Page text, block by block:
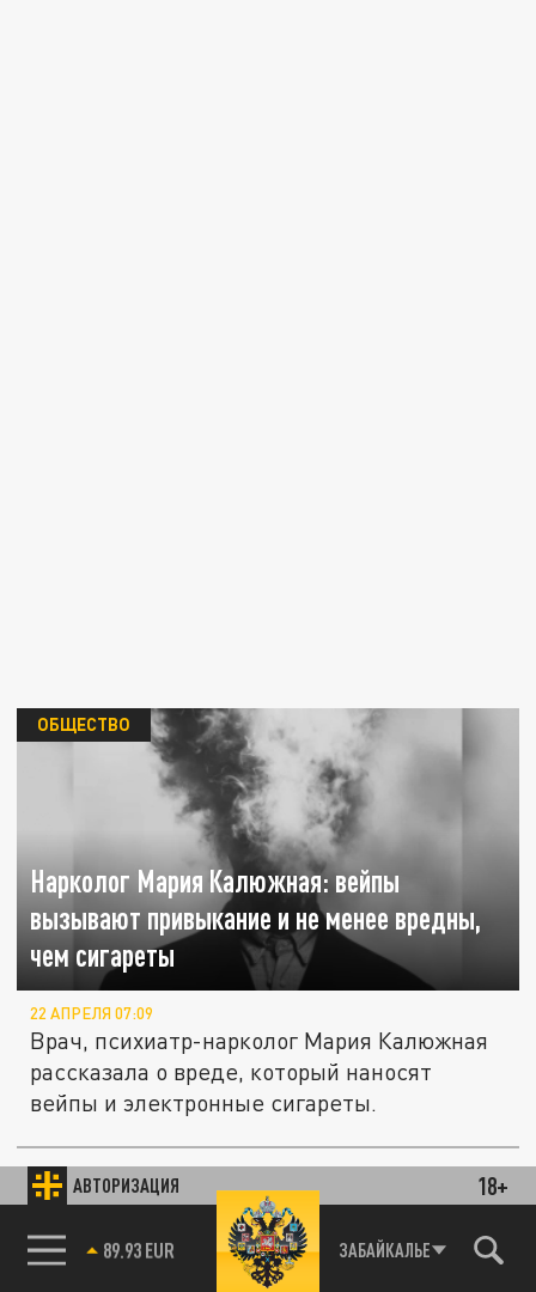
АВТОРИЗАЦИЯ 18+
85.64 BRENT ЗАБАЙКАЛЬЕ
Нарколог Мария Калюжная: вейпы
вызывают привыкание и не менее вредны,
чем сигареты
ОБЩЕСТВО
22 АПРЕЛЯ 07:09
Врач, психиатр-нарколог Мария Калюжная
рассказала о вреде, который наносят
вейпы и электронные сигареты.
ОБЩЕСТВО